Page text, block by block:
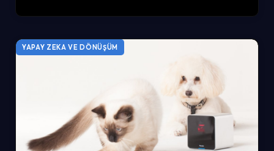
YAPAY ZEKA VE DÖNÜŞÜM